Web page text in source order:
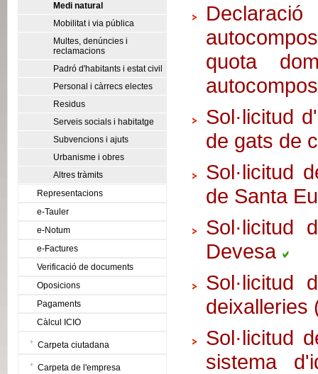
Medi natural
Mobilitat i via pública
Multes, denúncies i
reclamacions
Padró d'habitants i estat civil
Personal i càrrecs electes
Residus
Serveis socials i habitatge
Subvencions i ajuts
Urbanisme i obres
Altres tràmits
Representacions
e-Tauler
e-Notum
e-Factures
Verificació de documents
Oposicions
Pagaments
Càlcul ICIO
Carpeta ciutadana
Carpeta de l'empresa
quota
Sol·licitud
de gats de
Sol·licitud
de Santa
Sol·licitud
Devesa
Sol·licitud
deixalleries
Sol·licitud
sistema